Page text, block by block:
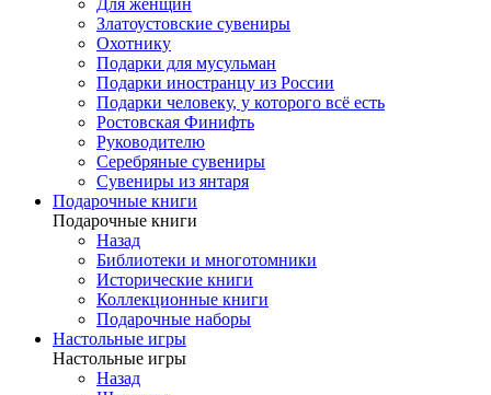
Для женщин
Златоустовские сувениры
Охотнику
Подарки для мусульман
Подарки иностранцу из России
Подарки человеку, у которого всё есть
Ростовская Финифть
Руководителю
Серебряные сувениры
Сувениры из янтаря
Подарочные книги
Подарочные книги
Назад
Библиотеки и многотомники
Исторические книги
Коллекционные книги
Подарочные наборы
Настольные игры
Настольные игры
Назад